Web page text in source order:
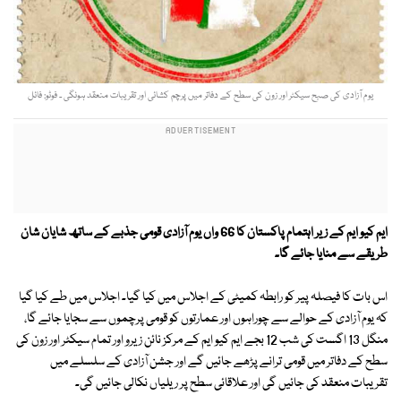
یوم آزادی کی صبح سیکٹر اور زون کی سطح کے دفاتر میں پرچم کشائی اور تقریبات منعقد ہونگی ۔ فوٹو: فائل
ایم کیو ایم کے زیر اہتمام پاکستان کا 66 واں یوم آزادی قومی جذبے کے ساتھ شایان شان
طریقے سے منایا جائے گا۔
اس بات کا فیصلہ پیر کو رابطہ کمیٹی کے اجلاس میں کیا گیا۔ اجلاس میں طے کیا گیا
کہ یوم آزادی کے حوالے سے چوراہوں اور عمارتوں کو قومی پرچموں سے سجایا جائے گا،
منگل 13 اگست کی شب 12 بجے ایم کیو ایم کے مرکز نائن زیرو اور تمام سیکٹر اور زون کی
سطح کے دفاتر میں قومی ترانے پڑھے جائیں گے اور جشن آزادی کے سلسلے میں
تقریبات منعقد کی جائیں گی اور علاقائی سطح پر ریلیاں نکالی جائیں گی۔